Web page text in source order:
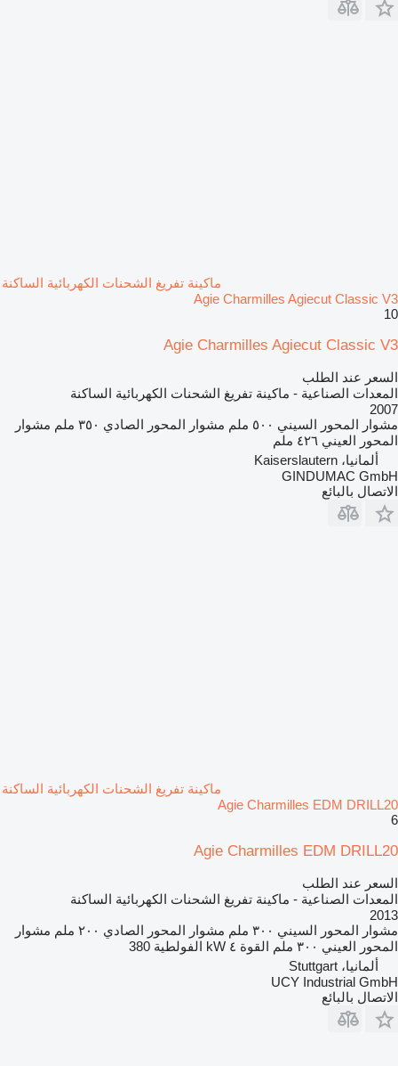
ماكينة تفريغ الشحنات الكهربائية الساكنة
Agie Charmilles Agiecut Classic V3
10
Agie Charmilles Agiecut Classic V3
السعر عند الطلب
المعدات الصناعية - ماكينة تفريغ الشحنات الكهربائية الساكنة
2007
مشوار المحور السيني ٥٠٠ ملم مشوار المحور الصادي ٣٥٠ ملم
مشوار
المحور العيني ٤٢٦ ملم
ألمانيا، Kaiserslautern
GINDUMAC GmbH
الاتصال بالبائع
ماكينة تفريغ الشحنات الكهربائية الساكنة
Agie Charmilles EDM DRILL20
6
Agie Charmilles EDM DRILL20
السعر عند الطلب
المعدات الصناعية - ماكينة تفريغ الشحنات الكهربائية الساكنة
2013
مشوار المحور السيني ٣٠٠ ملم مشوار المحور الصادي ٢٠٠ ملم
مشوار
المحور العيني ٣٠٠ ملم القوة ٤ kW الفولطية 380
ألمانيا، Stuttgart
UCY Industrial GmbH
الاتصال بالبائع